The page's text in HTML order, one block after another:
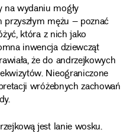
wydaniu mogły
mężu – poznać
która z nich jako
inwencja dziewcząt
że do andrzejkowych
Nieograniczone
wróżebnych zachowań
jest lanie wosku.